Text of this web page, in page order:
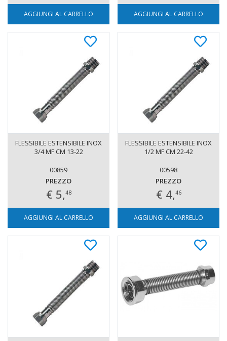
AGGIUNGI AL CARRELLO AGGIUNGI AL CARRELLO
FLESSIBILE ESTENSIBILE INOX
3/4 MF CM 13-22
00859
PREZZO
€ 5,48
AGGIUNGI AL CARRELLO
FLESSIBILE ESTENSIBILE INOX
1/2 MF CM 22-42
00598
PREZZO
€ 4,46
AGGIUNGI AL CARRELLO